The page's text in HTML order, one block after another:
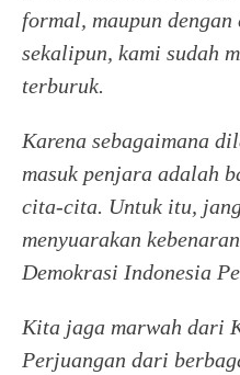
formal, maupun
sekalipun, kami sudah
terburuk.
Karena sebagaimana
masuk penjara adalah
cita-cita. Untuk itu,
menyuarakan
Demokrasi Indonesia
Kita jaga marwah dari
Perjuangan dari